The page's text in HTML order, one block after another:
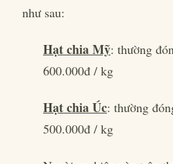
như sau:
Hạt chia Mỹ: thường
600.000đ / kg
Hạt chia Úc: thường
500.000đ / kg